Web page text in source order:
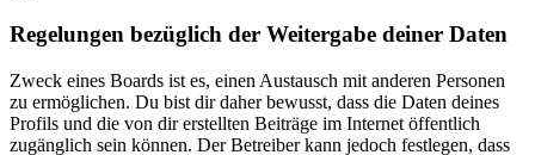
Regelungen bezüglich der Weitergabe deiner Daten
Zweck eines Boards ist es, einen Austausch mit anderen Personen
zu ermöglichen. Du bist dir daher bewusst, dass die Daten deines
Profils und die von dir erstellten Beiträge im Internet öffentlich
zugänglich sein können. Der Betreiber kann jedoch festlegen, dass